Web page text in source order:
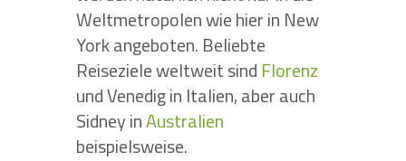
Weltmetropolen wie hier in New
York angeboten. Beliebte
Reiseziele weltweit sind Florenz
und Venedig in Italien, aber auch
Sidney inAustralien
beispielsweise.